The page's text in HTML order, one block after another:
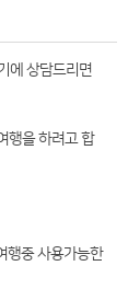
에 상담드리면
행을 하려고 합
행중 사용가능한